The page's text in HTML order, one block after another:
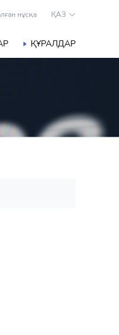
нұсқа ҚАЗ
ҚҰРАЛДАР